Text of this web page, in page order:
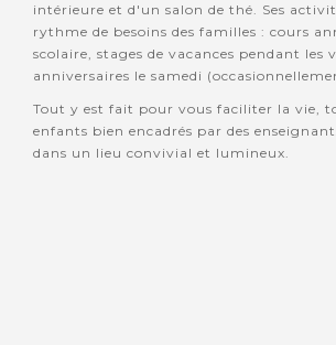
intérieure et d'un salon de thé. Ses
rythme de besoins des familles : cours
scolaire, stages de vacances pendant les
anniversaires le samedi
Tout y est fait pour vous faciliter la vie,
enfants bien encadrés par des
dans un lieu convivial et lumineux.